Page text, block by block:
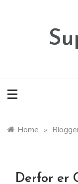
Home »
Derfor er